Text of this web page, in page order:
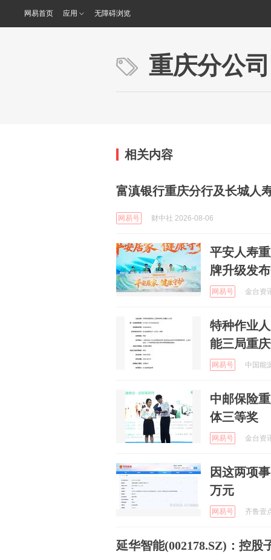
网易首页 应用 无障碍浏览
重庆分公司
相关内容
富滇银行重庆分行及长城人
网易号 财中社 2026-08-06
平安人寿
牌升级发
网易号 金台资
特种作业
能三局重
网易号 中国能
中邮保险
体三等奖
网易号 金台资
因这两项
万元
网易号 齐鲁壹
延华智能(002178.SZ)：控